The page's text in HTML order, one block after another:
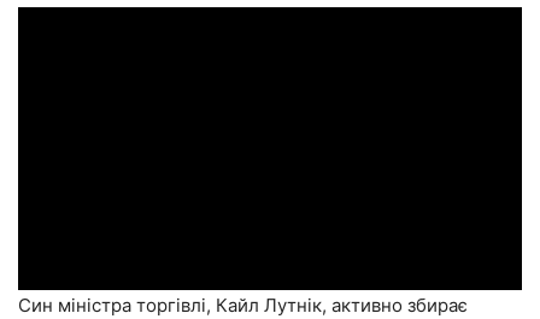
Син міністра торгівлі, Кайл Лутнік, активно збирає